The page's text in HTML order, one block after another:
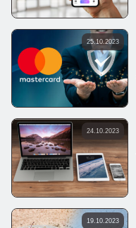
25.10.2023
24.10.2023
19.10.2023